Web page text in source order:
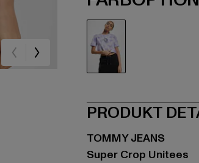
PRODUKT
TOMMY JEANS
Super Crop Unitees